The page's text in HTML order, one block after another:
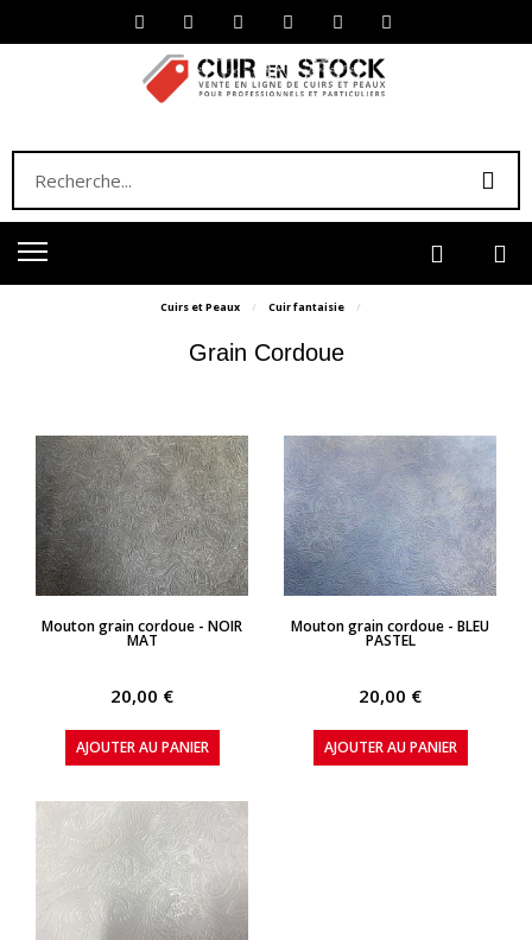
Cuirs et Peaux Cuir fantaisie
Grain Cordoue
APERÇU RAPIDE
Mouton grain cordoue - NOIR
MAT
20,00 €
AJOUTER AU PANIER
APERÇU RAPIDE
Mouton grain cordoue - BLEU
PASTEL
20,00 €
AJOUTER AU PANIER